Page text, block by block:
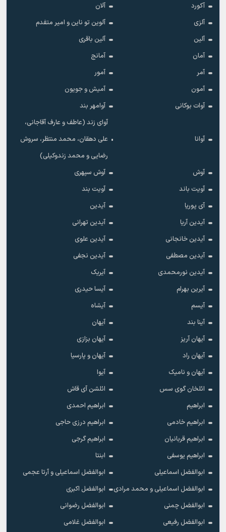
آکورد
آلان
آلزی
آلوین تو ناین و امیر متفدم
آلین
آلین باقری
آمان
آمانج
آمر
آمور
آمون
آمیش و جویون
آوات بوکانی
آوامهر بند
آوانا
آوای زند (عاطف و عارف آقاجانی،
علی دهقان، محمد منتظر، سروش
رضایی و محمد زندوکیلی)
آوش
آوش سپهری
آویت باند
آویت بند
آی پوریا
آیدین
آیدین آریا
آیدین تهرانی
آیدین خانجانی
آیدین علوی
آیدین مصطفی
آیدین نجفی
آیدین نورمحمدی
آیریک
آیرین بهرام
آیسا حیدری
آیسم
آیشاه
آینا بند
آیهان
آیهان آریز
آیهان بزازی
آیهان راد
آیهان و پارسیا
آیهان و نامیک
آیوا
ائلخان گوی سس
ائلشن آی قاش
ابراهیم
ابراهیم احمدی
ابراهیم خادمی
ابراهیم درزی حاجی
ابراهیم قربانیان
ابراهیم گرجی
ابراهیم یوسفی
ابنتا
ابوالفضل اسماعیلی
ابوالفضل اسماعیلی و آرتا عجمی
ابوالفضل اسماعیلی و محمد مرادی
ابوالفضل اکبری
ابوالفضل چمنی
ابوالفضل رضوانی
ابوالفضل رفیعی
ابوالفضل غلامی